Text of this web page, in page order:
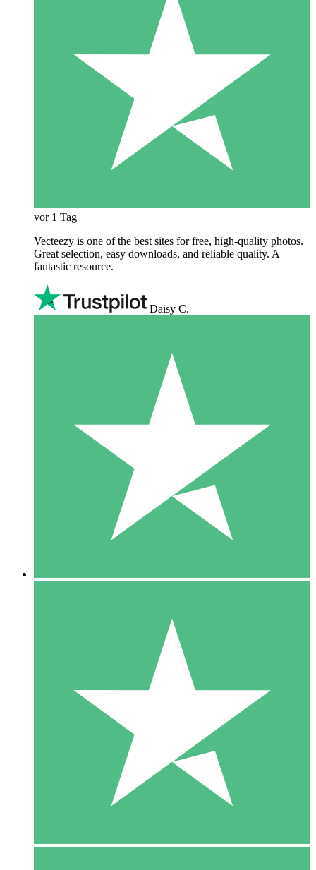
vor 1 Tag
Vecteezy is one of the best sites for free, high‑quality photos.
Great selection, easy downloads, and reliable quality. A
fantastic resource.
Daisy C.